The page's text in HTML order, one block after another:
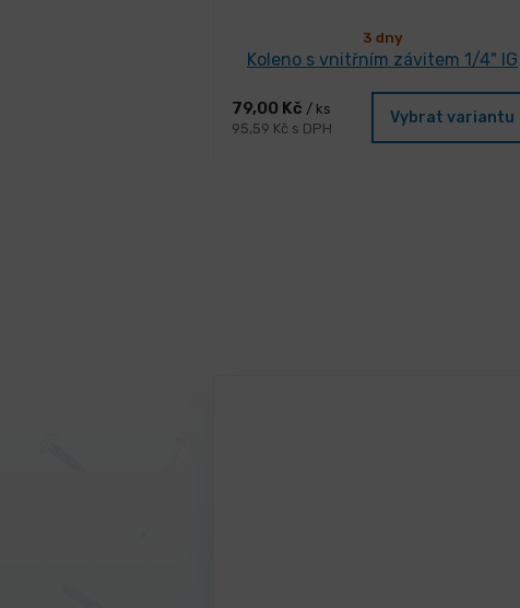
3 dny
Koleno s vnitřním závitem 1/4" IG
79,00 Kč / ks
95,59 Kč s DPH
Vybrat variantu